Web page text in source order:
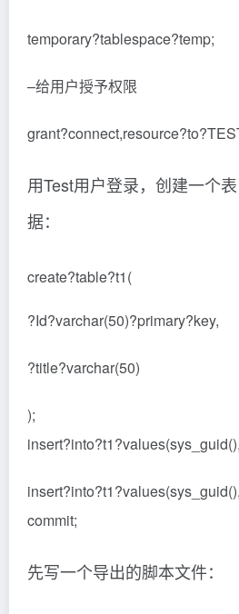
temporary?tablespace?temp;
–给用户授予权限
用Test用户登录，创建一个
据：
create?table?t1(
?Id?varchar(50)?primary?key,
?title?varchar(50)
);
commit;
先写一个导出的脚本文件：